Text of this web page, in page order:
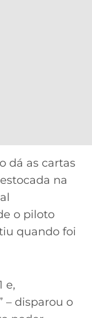
dá as cartas
na
o piloto
quando foi
e,
– disparou o